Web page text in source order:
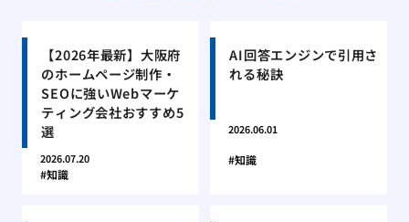
【2026年最新】大阪府
のホームページ制作・
SEOに強いWebマーケ
ティング会社おすすめ5
選
2026.07.20
知識
AI回答エンジンで引用さ
れる秘訣
2026.06.01
知識